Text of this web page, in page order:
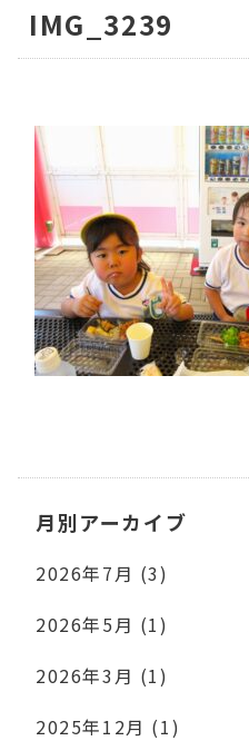
IMG_3239
月別アーカイブ
2026年7月 (3)
2026年5月 (1)
2026年3月 (1)
2025年12月 (1)